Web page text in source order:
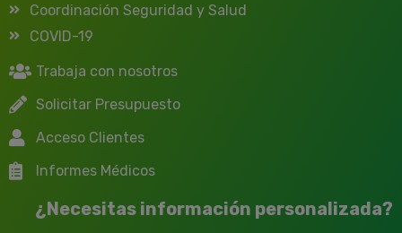
Coordinación Seguridad y Salud
COVID-19
Trabaja con nosotros
Solicitar Presupuesto
Acceso Clientes
Informes Médicos
¿Necesitas información personalizada?